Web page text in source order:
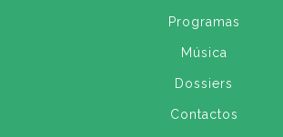
Programas
Música
Dossiers
Contactos